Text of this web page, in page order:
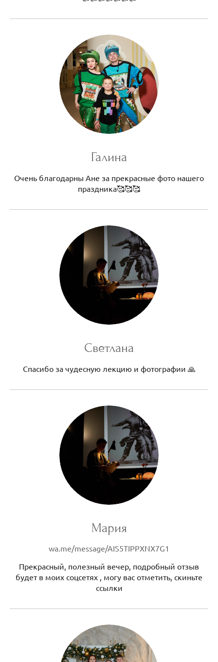
Галина
Очень благодарны Ане за прекрасные фото нашего
праздника🥰🥰🥰
Светлана
Спасибо за чудесную лекцию и фотографии 🙏
Мария
wa.me/message/AIS5TIPPXNX7G1
Прекрасный, полезный вечер, подробный отзыв
будет в моих соцсетях , могу вас отметить, скиньте
ссылки